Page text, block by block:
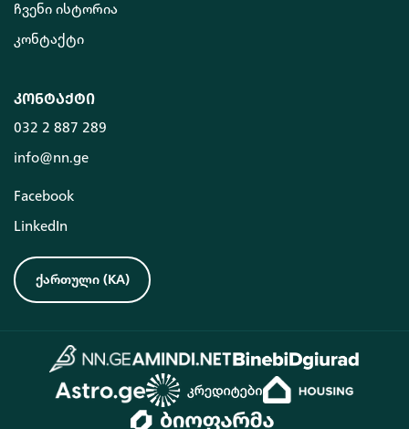
ჩვენი ისტორია
კონტაქტი
კონტაქტი
032 2 887 289
info@nn.ge
Facebook
LinkedIn
ქართული (KA)